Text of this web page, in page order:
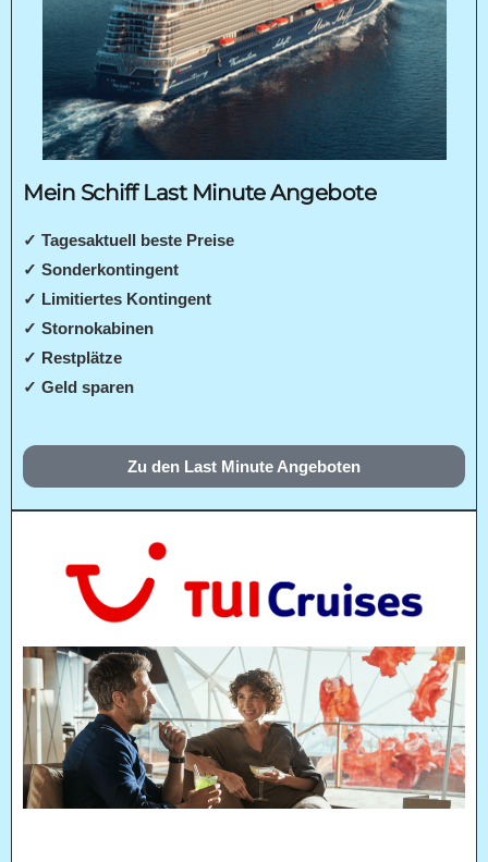
Mein Schiff Last Minute Angebote
✓ Tagesaktuell beste Preise
✓ Sonderkontingent
✓ Limitiertes Kontingent
✓ Stornokabinen
✓ Restplätze
✓ Geld sparen
Zu den Last Minute Angeboten